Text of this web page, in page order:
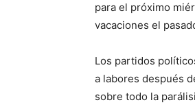
para el próximo
vacaciones el
Los partidos
a labores después
sobre todo la